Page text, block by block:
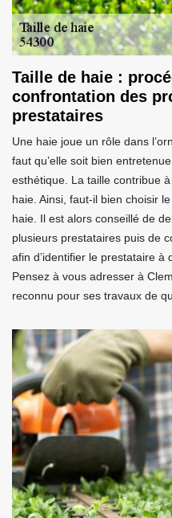
Taille de haie :
confrontation des
prestataires
Une haie joue un rôle dans
faut qu’elle soit bien
esthétique. La taille contribue
haie. Ainsi, faut-il bien choisir
haie. Il est alors conseillé de
plusieurs prestataires puis de
afin d’identifier le prestataire à
Pensez à vous adresser à
reconnu pour ses travaux de